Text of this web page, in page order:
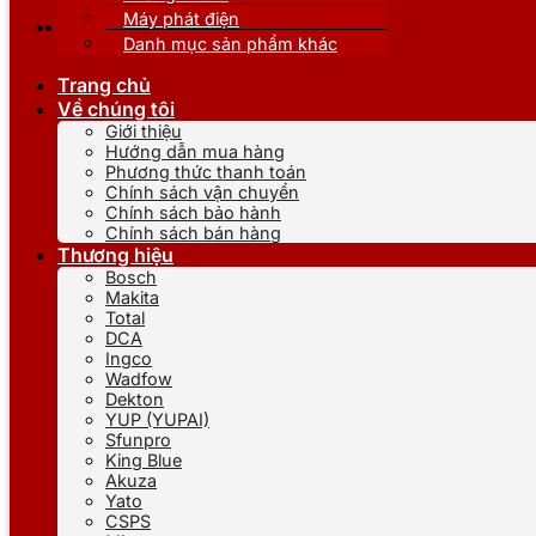
Máy phát điện
Danh mục sản phẩm khác
Trang chủ
Về chúng tôi
Giới thiệu
Hướng dẫn mua hàng
Phương thức thanh toán
Chính sách vận chuyển
Chính sách bảo hành
Chính sách bán hàng
Thương hiệu
Bosch
Makita
Total
DCA
Ingco
Wadfow
Dekton
YUP (YUPAI)
Sfunpro
King Blue
Akuza
Yato
CSPS